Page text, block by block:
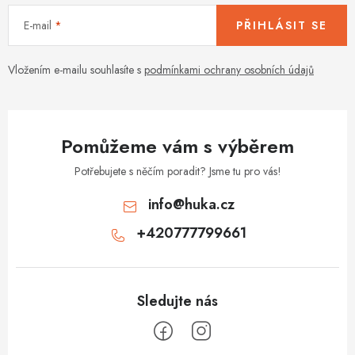
y
ý
p
E-mail
Vložením e-mailu souhlasíte s podmínkami ochrany osobních údajů
PŘIHLÁSIT SE
Pomůžeme vám s výběrem
Potřebujete s něčím poradit? Jsme tu pro vás!
info@huka.cz
+420777799661